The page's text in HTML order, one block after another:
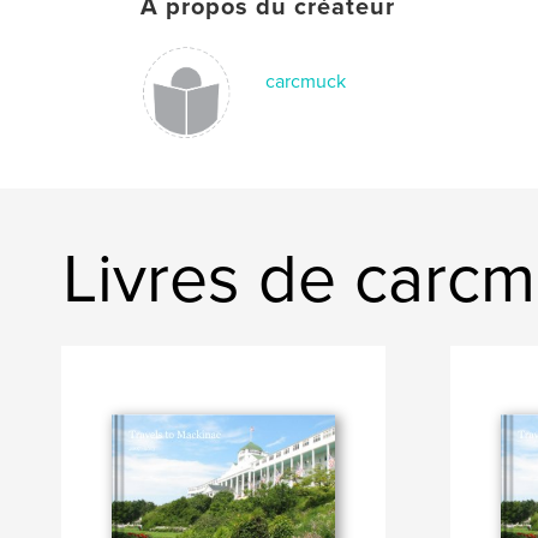
À propos du créateur
carcmuck
Livres de